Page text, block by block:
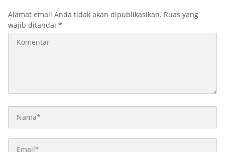
Alamat email Anda tidak akan dipublikasikan. Ruas yang
wajib ditandai *